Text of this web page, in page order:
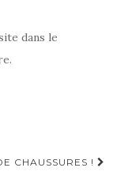
dans le
CHAUSSURES !